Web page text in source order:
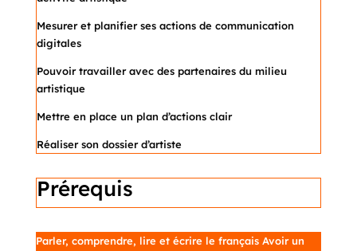
Mesurer et planifier ses actions de communication
digitales
Pouvoir travailler avec des partenaires du milieu
artistique
Mettre en place un plan d’actions clair
Réaliser son dossier d’artiste
Prérequis
Parler, comprendre, lire et écrire le français Avoir un